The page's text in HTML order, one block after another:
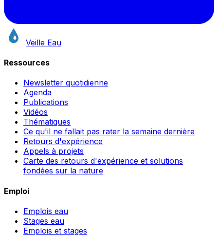
Veille Eau
Ressources
Newsletter quotidienne
Agenda
Publications
Vidéos
Thématiques
Ce qu'il ne fallait pas rater la semaine dernière
Retours d'expérience
Appels à projets
Carte des retours d'expérience et solutions
fondées sur la nature
Emploi
Emplois eau
Stages eau
Emplois et stages